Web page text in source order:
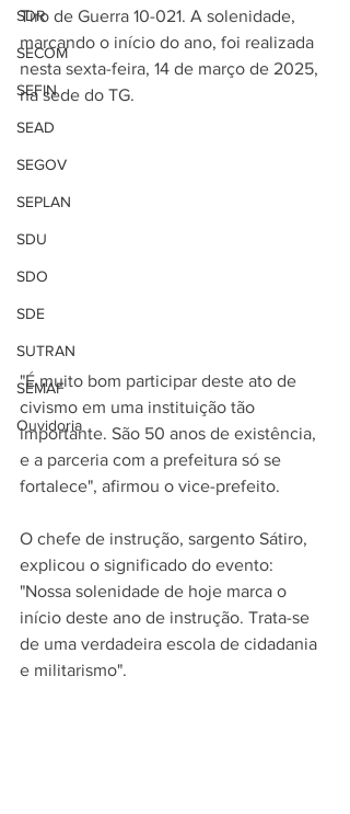
SDR
SECOM
SEFIN
SEAD
SEGOV
SEPLAN
SDU
SDO
SDE
SUTRAN
SEMAF
Ouvidoria
Tiro de Guerra 10-021. A solenidade,
marcando o início do ano, foi realizada
nesta sexta-feira, 14 de março de 2025,
na sede do TG.
"É muito bom participar deste ato de
civismo em uma instituição tão
importante. São 50 anos de existência,
e a parceria com a prefeitura só se
fortalece", afirmou o vice-prefeito.
O chefe de instrução, sargento Sátiro,
explicou o significado do evento:
"Nossa solenidade de hoje marca o
início deste ano de instrução. Trata-se
de uma verdadeira escola de cidadania
e militarismo".